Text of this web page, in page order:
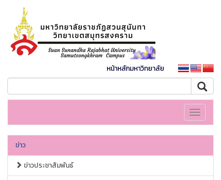
หน้าหลักมหาวิทยาลัย
Toggle
ข่าว
ข่าวประชาสัมพันธ์